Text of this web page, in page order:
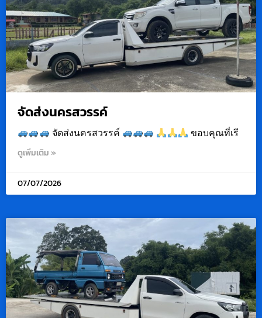
จัดส่งนครสวรรค์
จัดส่งนครสวรรค์ ขอบคุณที่เรี
ดูเพิ่มเติม »
07/07/2026